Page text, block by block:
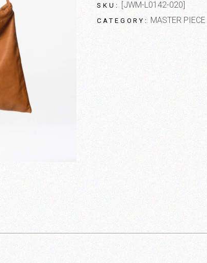
SKU: [JWM-L0142-020]
CATEGORY: MASTER